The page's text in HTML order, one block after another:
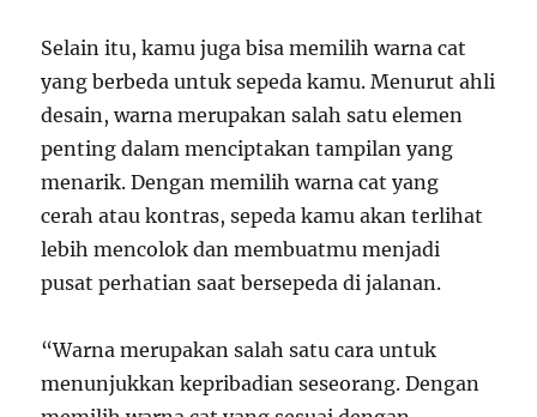
Selain itu, kamu juga bisa memilih warna cat
yang berbeda untuk sepeda kamu. Menurut ahli
desain, warna merupakan salah satu elemen
penting dalam menciptakan tampilan yang
menarik. Dengan memilih warna cat yang
cerah atau kontras, sepeda kamu akan terlihat
lebih mencolok dan membuatmu menjadi
pusat perhatian saat bersepeda di jalanan.
“Warna merupakan salah satu cara untuk
menunjukkan kepribadian seseorang. Dengan